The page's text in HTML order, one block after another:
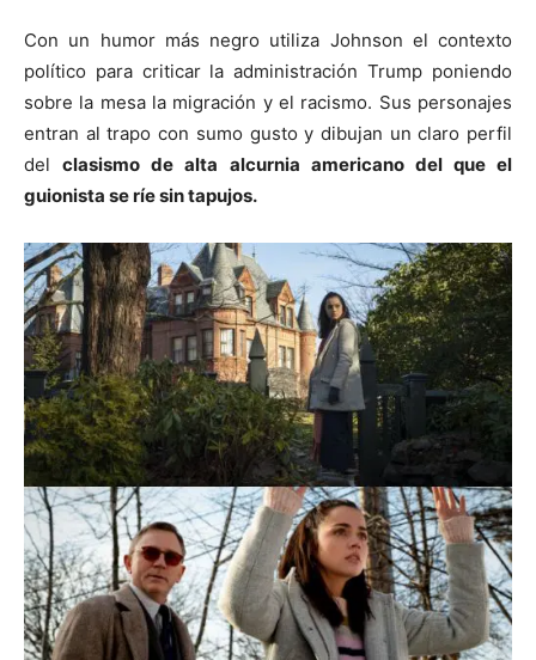
Con un humor más negro utiliza Johnson el contexto
político para criticar la administración Trump poniendo
sobre la mesa la migración y el racismo. Sus personajes
entran al trapo con sumo gusto y dibujan un claro perfil
delclasismo de alta alcurnia americano del que el
guionista se ríe sin tapujos.